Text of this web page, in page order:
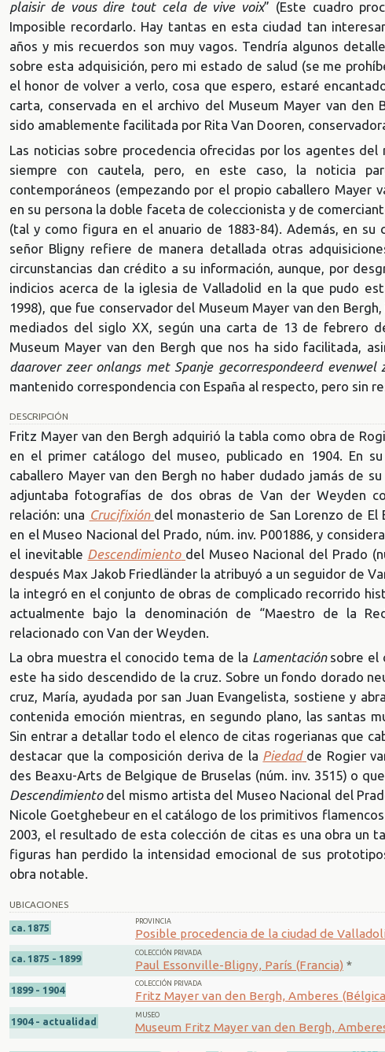
plaisir de vous dire tout cela de vive voix” (Este cuadro
Imposible recordarlo. Hay tantas en esta ciudad tan
años y mis recuerdos son muy vagos. Tendría algunos
sobre esta adquisición, pero mi estado de salud (se me
el honor de volver a verlo, cosa que espero, estaré
carta, conservada en el archivo del Museum Mayer van den
sido amablemente facilitada por Rita Van Dooren,
Las noticias sobre procedencia ofrecidas por los agentes
siempre con cautela, pero, en este caso, la noticia
contemporáneos (empezando por el propio caballero Mayer
en su persona la doble faceta de coleccionista y de
(tal y como figura en el anuario de 1883-84). Además, en
señor Bligny refiere de manera detallada otras
circunstancias dan crédito a su información, aunque, por
indicios acerca de la iglesia de Valladolid en la que pudo
1998), que fue conservador del Museum Mayer van den
mediados del siglo XX, según una carta de 13 de febrero
Museum Mayer van den Bergh que nos ha sido facilitada,
daarover zeer onlangs met Spanje gecorrespondeerd evenwel
mantenido correspondencia con España al respecto, pero sin
DESCRIPCIÓN
Fritz Mayer van den Bergh adquirió la tabla como obra de
en el primer catálogo del museo, publicado en 1904. En
caballero Mayer van den Bergh no haber dudado jamás de
adjuntaba fotografías de dos obras de Van der Weyden
relación: una Crucifixión del monasterio de San Lorenzo de El
en el Museo Nacional del Prado, núm. inv. P001886, y
el inevitable Descendimiento del Museo Nacional del Prado
después Max Jakob Friedländer la atribuyó a un seguidor de
la integró en el conjunto de obras de complicado recorrido
actualmente bajo la denominación de “Maestro de la
relacionado con Van der Weyden.
La obra muestra el conocido tema de la Lamentaciónsobre el
este ha sido descendido de la cruz. Sobre un fondo dorado
cruz, María, ayudada por san Juan Evangelista, sostiene y
contenida emoción mientras, en segundo plano, las santas
Sin entrar a detallar todo el elenco de citas rogerianas que
destacar que la composición deriva de la Piedad de Rogier
des Beaxu-Arts de Belgique de Bruselas (núm. inv. 3515) o
Descendimientodel mismo artista del Museo Nacional del
Nicole Goetghebeur en el catálogo de los primitivos
2003, el resultado de esta colección de citas es una obra un
figuras han perdido la intensidad emocional de sus
obra notable.
UBICACIONES
ca. 1875
PROVINCIA
Posible procedencia de la ciudad de
ca. 1875 - 1899
COLECCIÓN PRIVADA
Paul Essonville-Bligny, París (Francia) *
1899 - 1904
COLECCIÓN PRIVADA
Fritz Mayer van den Bergh, Amberes
1904 - actualidad
MUSEO
Museum Fritz Mayer van den Bergh,